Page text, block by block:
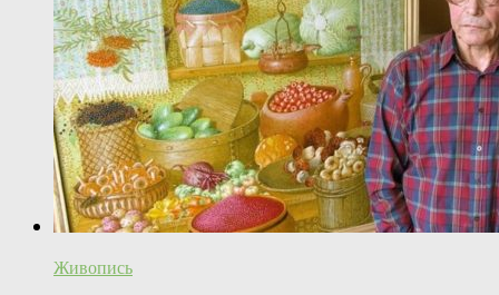
Живопись